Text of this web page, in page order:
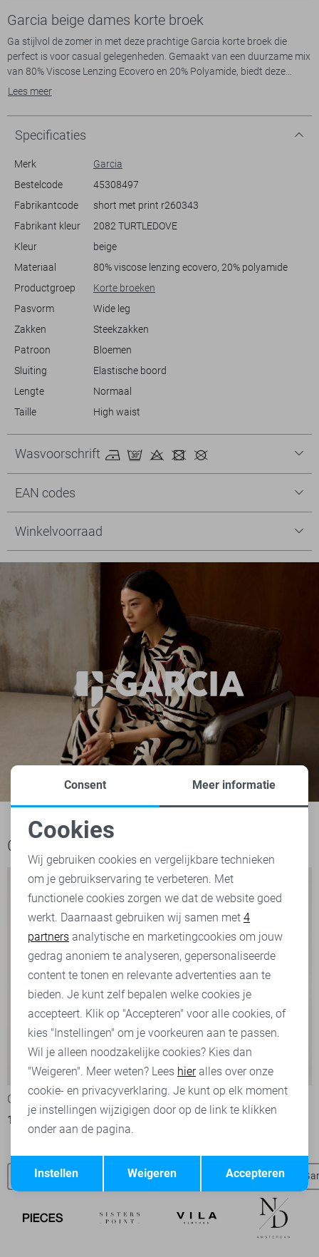
Garcia beige dames korte broek
Ga stijlvol de zomer in met deze prachtige Garcia korte broek die
perfect is voor casual gelegenheden. Gemaakt van een duurzame mix
van 80% Viscose Lenzing Ecovero en 20% Polyamide, biedt deze
broek een comfortabele en ademende ervaring op warme dagen. De
geeft een frisse uitstraling. Dankzij de elastische boord en de wijd
uitlopende pijpen, past de broek gemakkelijk en zorgt het voor een
relaxte, maar toch stijlvolle look.
steekzakken praktische functionaliteit bieden. Deze broek is ideaal
voor zomerse activiteiten zoals een strandwandeling of een picknick
in het park. Combineer de Garcia broek met een eenvoudig T-shirt en
vrienden afspreekt of een dagje door de stad wandelt, deze broek is
een veelzijdige keuze die je garderobe een zomerse upgrade geeft.
Lees meer
Specificaties
Merk
Garcia
Bestelcode
45308497
Fabrikantcode
short met print r260343
Fabrikant kleur
2082 TURTLEDOVE
Kleur
beige
Materiaal
80% viscose lenzing ecovero, 20% polyamide
Productgroep
Korte broeken
Pasvorm
Wide leg
Zakken
Steekzakken
Patroon
Bloemen
Sluiting
Elastische boord
Lengte
Normaal
Taille
High waist
Wasvoorschrift
EAN codes
Winkelvoorraad
Ook het bekijken waard
-50%
Garcia Top
18,00
Garcia T-shirt
15,00
Dames Garcia SALE Garcia t-shirts Garcia blouses
Noodzakelijke cookies
Personalisatie cookies
Analytische cookies
Marketing cookies
Terug Opslaan
Consent Meer informatie
Cookies
Wij gebruiken cookies en vergelijkbare technieken
om je gebruikservaring te verbeteren. Met
functionele cookies zorgen we dat de website goed
werkt. Daarnaast gebruiken wij samen met 4
partners analytische en marketingcookies om jouw
gedrag anoniem te analyseren, gepersonaliseerde
content te tonen en relevante advertenties aan te
bieden. Je kunt zelf bepalen welke cookies je
accepteert. Klik op "Accepteren" voor alle cookies, of
kies "Instellingen" om je voorkeuren aan te passen.
Wil je alleen noodzakelijke cookies? Kies dan
"Weigeren". Meer weten? Lees hieralles over onze
cookie- en privacyverklaring. Je kunt op elk moment
je instellingen wijzigigen door op de link te klikken
onder aan de pagina.
Accepteren
Weigeren
Instellen